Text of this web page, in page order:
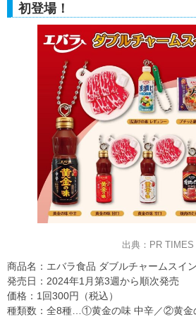
初登場！
出典：PR TIMES
商品名：エバラ食品 ダブルチャームスイ
発売日：2024年1月第3週から順次発売
価格：1回300円（税込）
種類数：全8種…①黄金の味 中辛／②黄金